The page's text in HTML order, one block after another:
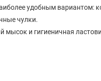
удобным вариантом:
чулки.
и гигиеничная